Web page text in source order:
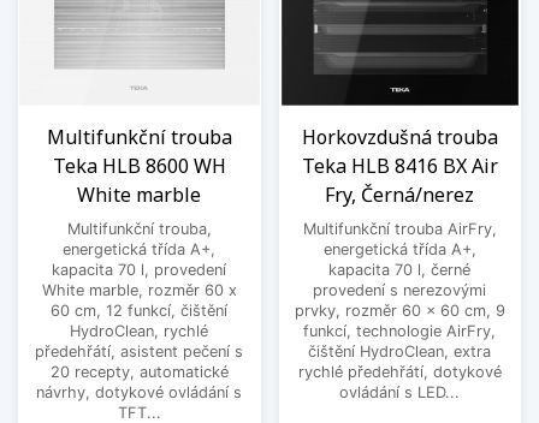
Multifunkční trouba
Teka HLB 8600 WH
White marble
Multifunkční trouba,
energetická třída A+,
kapacita 70 l, provedení
White marble, rozměr 60 x
60 cm, 12 funkcí, čištění
HydroClean, rychlé
předehřátí, asistent pečení s
20 recepty, automatické
návrhy, dotykové ovládání s
TFT...
Horkovzdušná trouba
Teka HLB 8416 BX Air
Fry, Černá/nerez
Multifunkční trouba AirFry,
energetická třída A+,
kapacita 70 l, černé
provedení s nerezovými
prvky, rozměr 60 x 60 cm, 9
funkcí, technologie AirFry,
čištění HydroClean, extra
rychlé předehřátí, dotykové
ovládání s LED...